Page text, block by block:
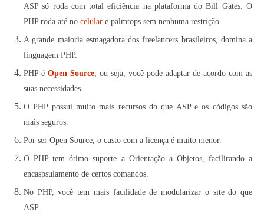
ASP só roda com total eficiência na plataforma do Bill Gates. O
PHP roda até no celular e palmtops sem nenhuma restrição.
A grande maioria esmagadora dos freelancers brasileiros, domina a
linguagem PHP.
PHP é Open Source, ou seja, você pode adaptar de acordo com as
suas necessidades.
O PHP possui muito mais recursos do que ASP e os códigos são
mais seguros.
Por ser Open Source, o custo com a licença é muito menor.
O PHP tem ótimo suporte a Orientação a Objetos, facilirando a
encaspsulamento de certos comandos.
No PHP, você tem mais facilidade de modularizar o site do que
ASP.